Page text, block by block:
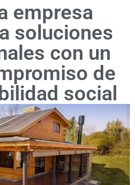
empresa
soluciones
con un
de
social